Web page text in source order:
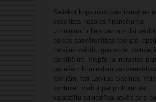
Saliekot kopā mirstības izmaiņas
veselības nozares finansējuma
izmaiņām, ir liels pamats, lai
baisas sazvērestības teorijas,
Latvijas valdību genocīdā,
darbībā utt. Vispār, lai nerastos
patiešām kriminālām sazvērestības
teorijām, tad Latvijas Saeimai,
kontrolei, varbūt pat prokuratūrai
vajadzētu sabiedrībai atvērt acis